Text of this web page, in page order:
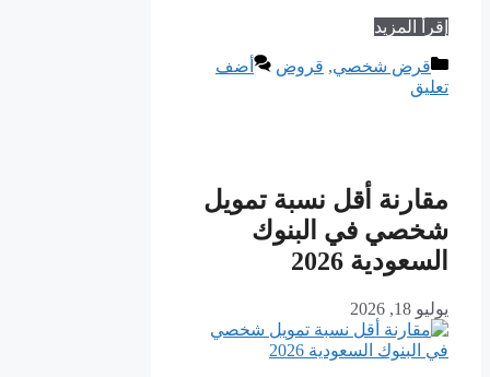
إقرأ المزيد
التصنيفات
قرض شخصي, قروض
أضف
تعليق
مقارنة أقل نسبة تمويل
شخصي في البنوك
السعودية 2026
يوليو 18, 2026